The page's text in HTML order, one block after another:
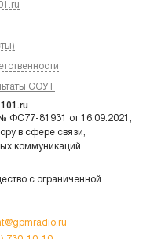
СОУТ
ФС77-81931 от 16.09.2021,
в сфере связи,
коммуникаций
с ограниченной